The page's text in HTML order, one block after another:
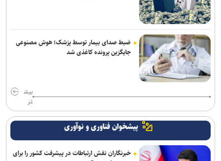
ضبط صدای بیمار توسط پزشک؛ هوش مصنوعی
جایگزین پرونده کاغذی شد
بیش
تر
پیشخوان فناوری و نوآوری
خبرنگاران نقش ارتباطات در پیشرفت کشور را برای